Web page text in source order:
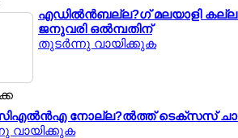
എഡില്‍ന്‍ബല്ല?ഗ് മലയാളി
ജനുവരി ഒല്‍മ്പതിന്
തുടര്‍ന്നു വായിക്കുക
നോല്ല?ല്‍ത്ത് ടെക്സസ്
വായിക്കുക